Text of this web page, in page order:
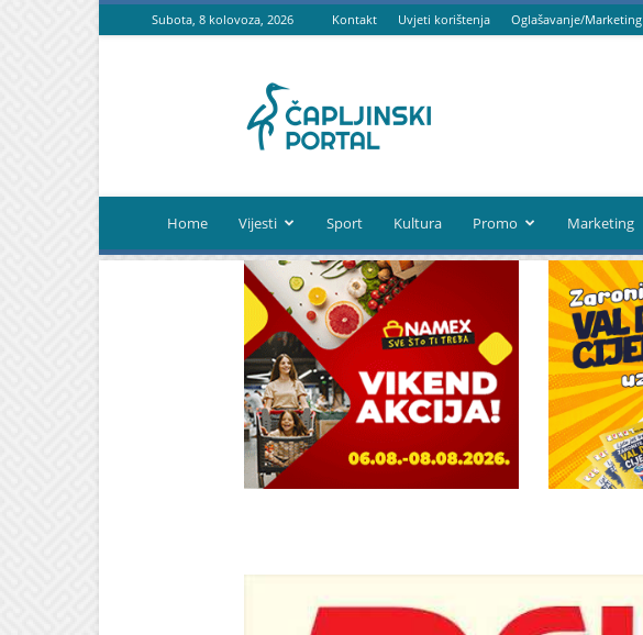
Subota, 8 kolovoza, 2026 Kontakt Uvjeti korištenja Oglašavanje/Marketing
portal
Home Vijesti Sport Kultura Promo Marketing